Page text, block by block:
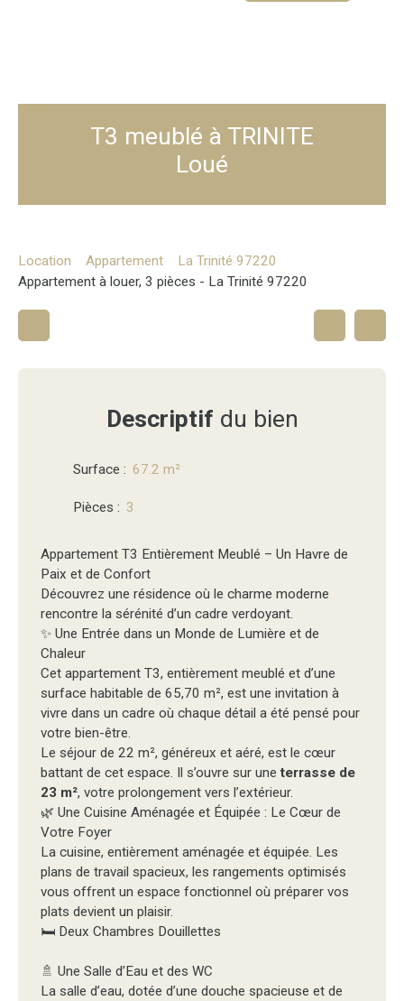
T3 meublé à TRINITE
Loué
Location Appartement
La Trinité 97220
Appartement à louer, 3 pièces - La Trinité 97220
Descriptif du bien
Surface : 67.2 m²
Pièces : 3
Appartement T3 Entièrement Meublé – Un Havre de
Paix et de Confort
Découvrez une résidence où le charme moderne
rencontre la sérénité d’un cadre verdoyant.
✨ Une Entrée dans un Monde de Lumière et de
Chaleur
Cet appartement T3, entièrement meublé et d’une
surface habitable de 65,70 m², est une invitation à
vivre dans un cadre où chaque détail a été pensé pour
votre bien-être.
Le séjour de 22 m², généreux et aéré, est le cœur
battant de cet espace. Il s’ouvre sur uneterrasse de
23 m², votre prolongement vers l’extérieur.
🌿 Une Cuisine Aménagée et Équipée : Le Cœur de
Votre Foyer
La cuisine, entièrement aménagée et équipée. Les
plans de travail spacieux, les rangements optimisés
vous offrent un espace fonctionnel où préparer vos
plats devient un plaisir.
🛏️ Deux Chambres Douillettes
🚿 Une Salle d’Eau et des WC
La salle d’eau, dotée d’une douche spacieuse et de